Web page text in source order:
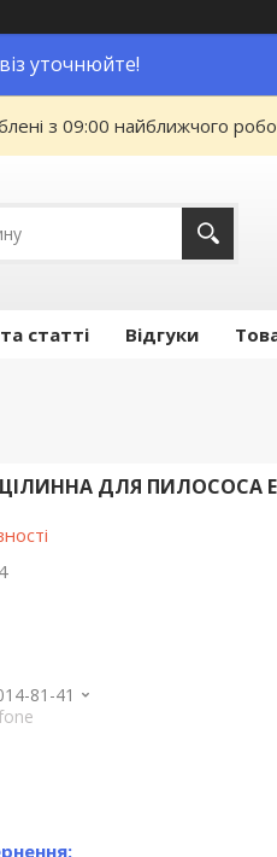
уточнюйте!
з 09:00 найближчого
статті Відгуки
ДЛЯ ПИЛОСОСА
81-41